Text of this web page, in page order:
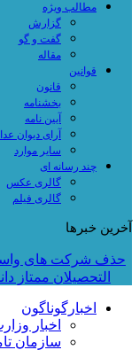
مطالب ویژه
گزارش
گفت و گو
مقاله
قوانین
قانون
بخشنامه
آیین نامه
آرای دیوان
سایر موارد
چند رسانه ای
گالری عکس
گالری فیلم
آخرین خبرها
حذف شرکت های
التحصیلان ممتاز
اخبارگوناگون
اخبار
سازمان